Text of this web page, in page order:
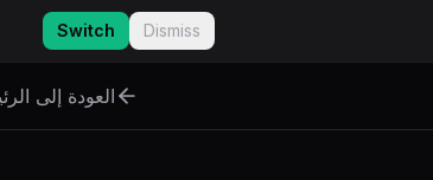
الانتقال إلى المحتوى الرئيسي
Switch Dismiss
العودة إلى